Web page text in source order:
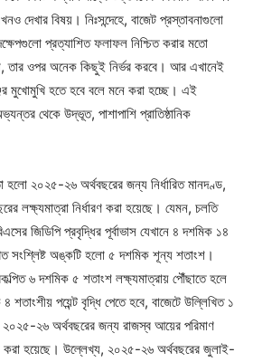
দেখার বিষয়। নিঃসন্দেহে, বাজেট প্রস্তাবনাগুলো
প্রত্যাশিত ফলাফল নিশ্চিত করার মতো
তার ওপর অনেক কিছুই নির্ভর করবে। আর এখানেই
মুখোমুখি হতে হবে বলে মনে করা হচ্ছে। এই
থেকে উদ্ভূত, পাশাপাশি প্রাতিষ্ঠানিক
হলো ২০২৫-২৬ অর্থবছরের জন্য নির্ধারিত মানদণ্ড,
লক্ষ্যমাত্রা নির্ধারণ করা হয়েছে। যেমন, চলতি
জিডিপি প্রবৃদ্ধির পূর্বাভাস যেখানে ৪ দশমিক ১৪
সংশ্লিষ্ট অঙ্কটি হলো ৫ দশমিক শূন্য শতাংশ।
৬ দশমিক ৫ শতাংশ লক্ষ্যমাত্রায় পৌঁছাতে হলে
শতাংশীয় পয়েন্ট বৃদ্ধি পেতে হবে, বাজেটে উল্লিখিত ১
২৬ অর্থবছরের জন্য রাজস্ব আয়ের পরিমাণ
করা হয়েছে। উল্লেখ্য, ২০২৫-২৬ অর্থবছরের জুলাই-